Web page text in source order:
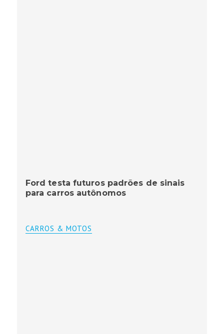
Ford testa futuros padrões de sinais
para carros autônomos
CARROS & MOTOS